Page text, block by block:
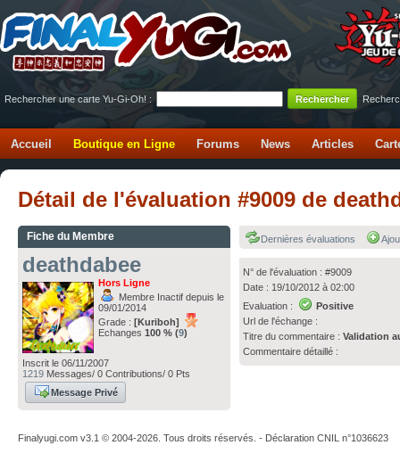
Rechercher une carte Yu-Gi-Oh! :
Accueil Boutique en Ligne Forums News Articles
Détail de l'évaluation #9009 de
Fiche du Membre
deathdabee
Hors Ligne
Membre Inactif depuis le
09/01/2014
Grade : [Kuriboh]
Echanges 100 % (9)
Inscrit le 06/11/2007
1219 Messages/ 0 Contributions/ 0 Pts
Message Privé
Dernières évaluations
N° de l'évaluation : #9009
Date : 19/10/2012 à 02:00
Evaluation :
Positive
Url de l'échange :
Titre du commentaire :Validation
Commentaire détaillé :
Finalyugi.com v3.1 © 2004-2026. Tous droits réservés. - Déclaration CNIL n°1036623